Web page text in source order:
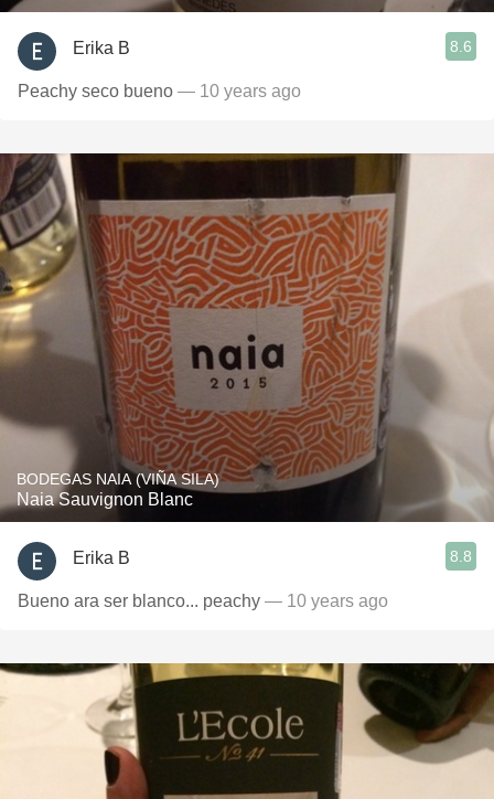
Erika B 8.6
Peachy seco bueno — 10 years ago
BODEGAS NAIA (VIÑA SILA)
Naia Sauvignon Blanc
Erika B 8.8
Bueno ara ser blanco... peachy — 10 years ago